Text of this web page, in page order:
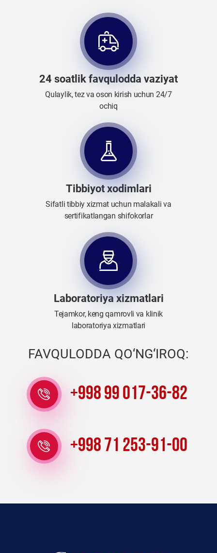
24 soatlik favqulodda vaziyat
Qulaylik, tez va oson kirish uchun 24/7
ochiq
Tibbiyot xodimlari
Sifatli tibbiy xizmat uchun malakali va
sertifikatlangan shifokorlar
Laboratoriya xizmatlari
Tejamkor, keng qamrovli va klinik
laboratoriya xizmatlari
FAVQULODDA QO‘NG‘IROQ:
+998 99 017-36-82
+998 71 253-91-00